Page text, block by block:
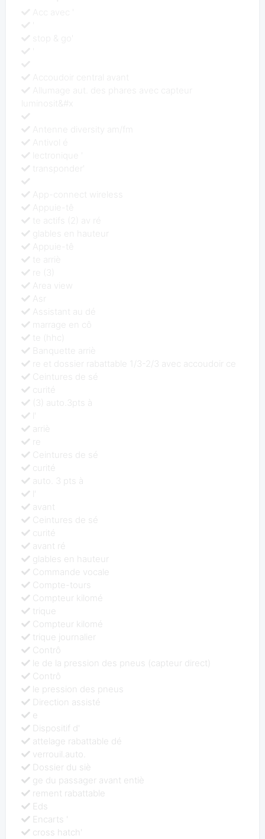
re (3)
Area view
Assistant au dé
marrage en cô
te (hhc)
Banquette arriè
re et dossier rabattable 1/3-2/3 avec accoudoir ce
Ceintures de sé
curité
(3) auto.3pts à
arriè
re
Ceintures de sé
curité
auto. 3 pts à
avant
Ceintures de sé
curité
avant ré
glables en hauteur
Commande vocale
Compte-tours
Compteur kilomé
trique
Compteur kilomé
trique journalier
Contrô
le de la pression des pneus (capteur direct)
Contrô
le pression des pneus
Direction assisté
e
Dispositif d'
attelage rabattable dé
verrouil.auto.
Dossier du siè
ge du passager avant entiè
rement rabattable
Eds
Encarts '
cross hatch'